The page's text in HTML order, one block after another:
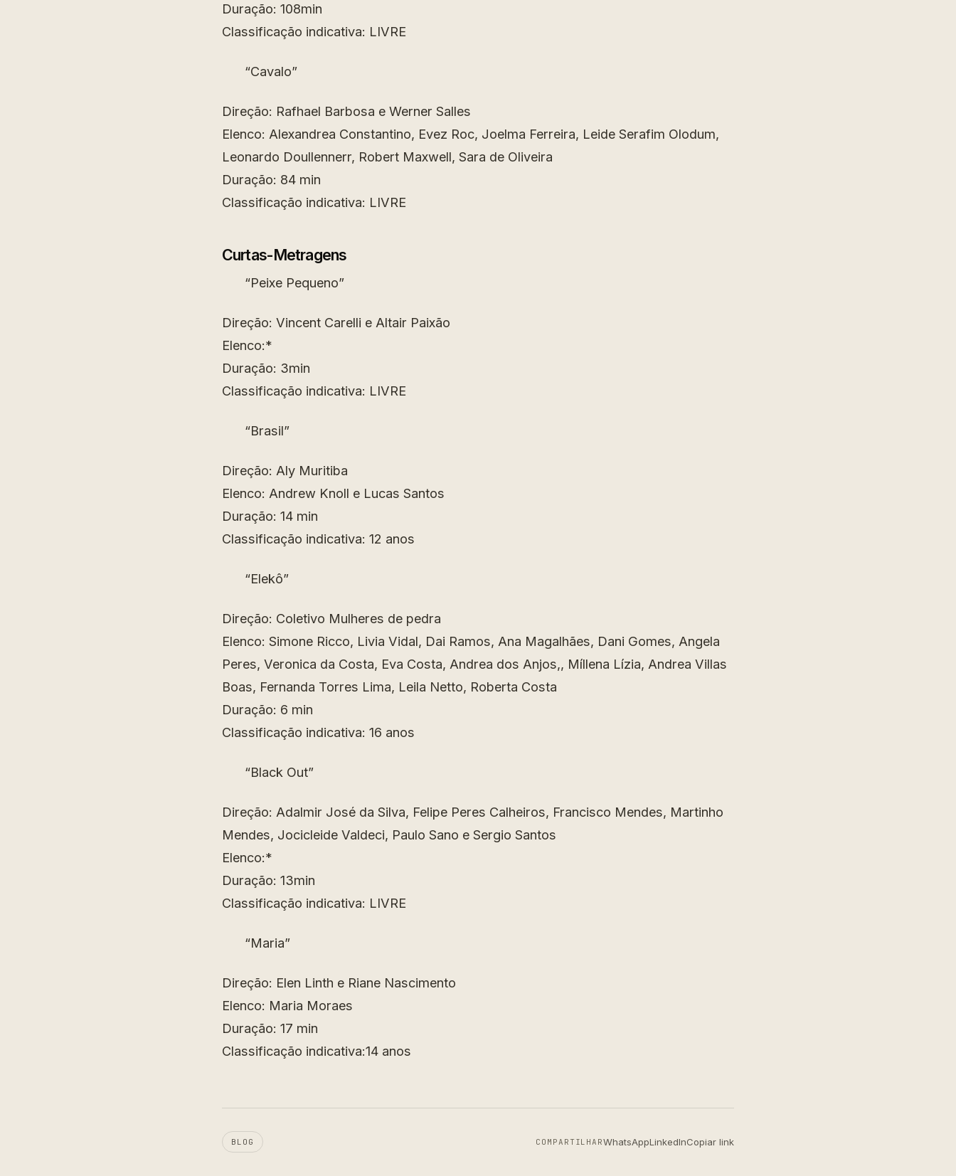
Duração: 108min
Classificação indicativa: LIVRE
“Cavalo”
Direção: Rafhael Barbosa e Werner Salles
Elenco: Alexandrea Constantino, Evez Roc, Joelma Ferreira, Leide Serafim Olodum,
Leonardo Doullennerr, Robert Maxwell, Sara de Oliveira
Duração: 84 min
Classificação indicativa: LIVRE
Curtas-Metragens
“Peixe Pequeno”
Direção: Vincent Carelli e Altair Paixão
Elenco:*
Duração: 3min
Classificação indicativa: LIVRE
“Brasil”
Direção: Aly Muritiba
Elenco: Andrew Knoll e Lucas Santos
Duração: 14 min
Classificação indicativa: 12 anos
“Elekô”
Direção: Coletivo Mulheres de pedra
Elenco: Simone Ricco, Livia Vidal, Dai Ramos, Ana Magalhães, Dani Gomes, Angela
Peres, Veronica da Costa, Eva Costa, Andrea dos Anjos,, Míllena Lízia, Andrea Villas
Boas, Fernanda Torres Lima, Leila Netto, Roberta Costa
Duração: 6 min
Classificação indicativa: 16 anos
“Black Out”
Direção: Adalmir José da Silva, Felipe Peres Calheiros, Francisco Mendes, Martinho
Mendes, Jocicleide Valdeci, Paulo Sano e Sergio Santos
Elenco:*
Duração: 13min
Classificação indicativa: LIVRE
“Maria”
Direção: Elen Linth e Riane Nascimento
Elenco: Maria Moraes
Duração: 17 min
Classificação indicativa:14 anos
BLOG COMPARTILHARWhatsAppLinkedInCopiar link